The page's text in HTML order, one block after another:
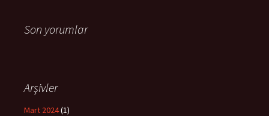
Son yorumlar
Arşivler
Mart 2024(1)